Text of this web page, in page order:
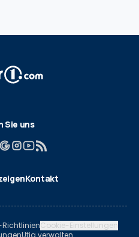
Sie uns
Kontakt
Cookie-Einstellungen